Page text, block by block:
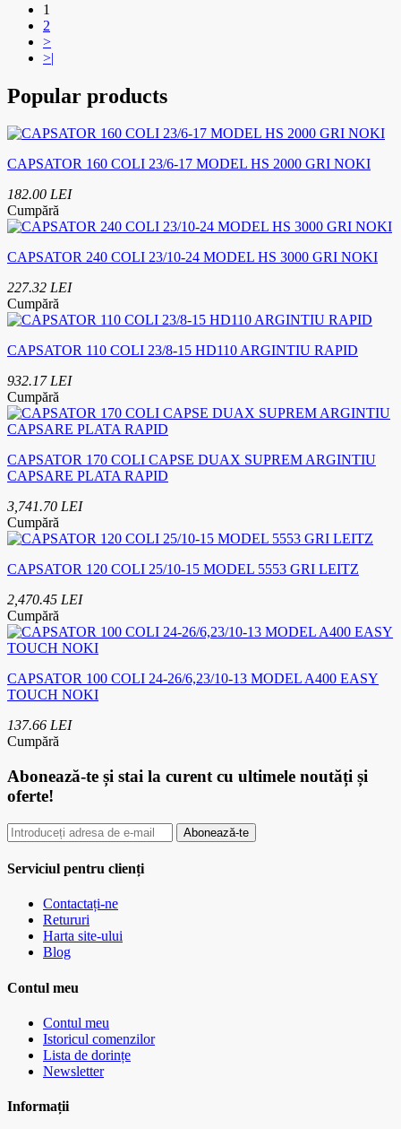
1
2
>
>|
Popular products
CAPSATOR 160 COLI 23/6-17 MODEL HS 2000 GRI NOKI
182.00 LEI
Cumpără
CAPSATOR 240 COLI 23/10-24 MODEL HS 3000 GRI NOKI
227.32 LEI
Cumpără
CAPSATOR 110 COLI 23/8-15 HD110 ARGINTIU RAPID
932.17 LEI
Cumpără
CAPSATOR 170 COLI CAPSE DUAX SUPREM ARGINTIU
CAPSARE PLATA RAPID
3,741.70 LEI
Cumpără
CAPSATOR 120 COLI 25/10-15 MODEL 5553 GRI LEITZ
2,470.45 LEI
Cumpără
CAPSATOR 100 COLI 24-26/6,23/10-13 MODEL A400 EASY
TOUCH NOKI
137.66 LEI
Cumpără
Abonează-te și stai la curent cu ultimele noutăți și
oferte!
Abonează-te
Serviciul pentru clienți
Contactați-ne
Retururi
Harta site-ului
Blog
Contul meu
Contul meu
Istoricul comenzilor
Lista de dorințe
Newsletter
Informații